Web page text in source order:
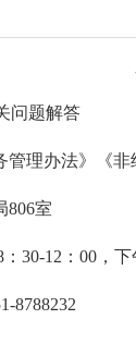
问题解答
理办法》《
806室
30-12：00，下
8788232